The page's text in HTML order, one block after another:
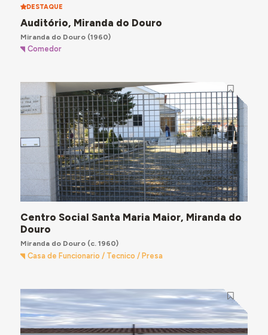
DESTAQUE
Auditório, Miranda do Douro
Miranda do Douro(1960)
Comedor
Centro Social Santa Maria Maior, Miranda do
Douro
Miranda do Douro(c. 1960)
Casa de Funcionario / Tecnico / Presa